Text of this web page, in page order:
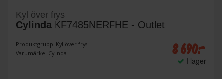
Kyl över frys
Cylinda KF7485NERFHE - Outlet
Produktgrupp: Kyl över frys
Varumärke: Cylinda
8 690:-
I lager